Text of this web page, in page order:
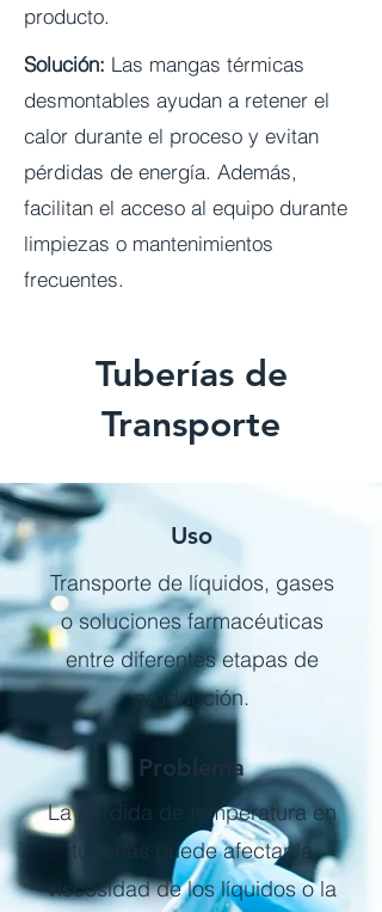
producto.
Solución: Las mangas térmicas
desmontables ayudan a retener el
calor durante el proceso y evitan
pérdidas de energía. Además,
facilitan el acceso al equipo durante
limpiezas o mantenimientos
frecuentes.
Tuberías de
Transporte
Uso
Transporte de líquidos, gases
o soluciones farmacéuticas
entre diferentes etapas de
producción.
Problema
La pérdida de temperatura en
tuberías puede afectar la
viscosidad de los líquidos o la